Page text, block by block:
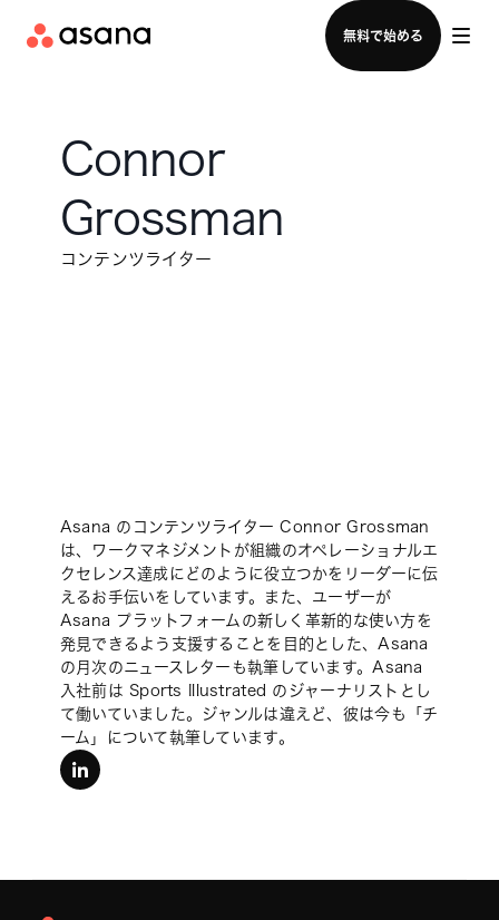
無料で始める
セールスチームに問い合わせる
Connor
Grossman
コンテンツライター
Asana のコンテンツライター Connor Grossman
は、ワークマネジメントが組織のオペレーショナルエ
クセレンス達成にどのように役立つかをリーダーに伝
えるお手伝いをしています。また、ユーザーが
Asana プラットフォームの新しく革新的な使い方を
発見できるよう支援することを目的とした、Asana
の月次のニュースレターも執筆しています。Asana
入社前は Sports Illustrated のジャーナリストとし
て働いていました。ジャンルは違えど、彼は今も「チ
ーム」について執筆しています。
linkedin